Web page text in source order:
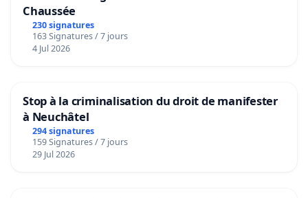
Chaussée
230 signatures
163 Signatures / 7 jours
4 Jul 2026
Stop à la criminalisation du droit de manifester
à Neuchâtel
294 signatures
159 Signatures / 7 jours
29 Jul 2026